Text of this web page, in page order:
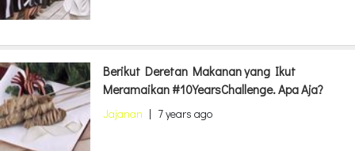
Berikut Deretan Makanan yang Ikut
Meramaikan #10YearsChallenge. Apa Aja?
Jajanan | 7 years ago